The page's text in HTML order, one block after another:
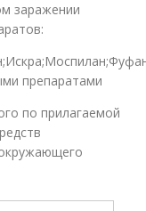
заражении
препаратами
по прилагаемой